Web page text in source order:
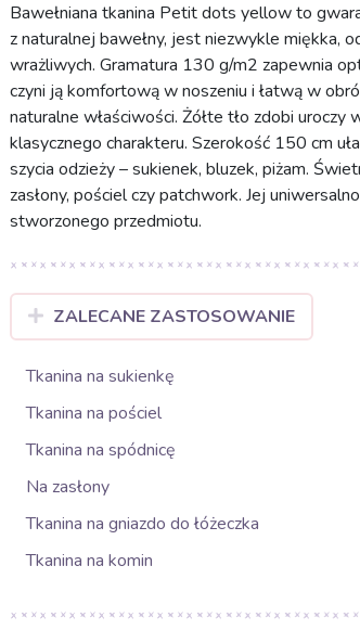
Bawełniana tkanina Petit dots yellow to
z naturalnej bawełny, jest niezwykle miękka,
wrażliwych. Gramatura 130 g/m2 zapewnia
czyni ją komfortową w noszeniu i łatwą w
naturalne właściwości. Żółte tło zdobi
klasycznego charakteru. Szerokość 150 cm
szycia odzieży – sukienek, bluzek, piżam.
zasłony, pościel czy patchwork. Jej
stworzonego przedmiotu.
ZALECANE ZASTOSOWANIE
Tkanina na sukienkę
Tkanina na pościel
Tkanina na spódnicę
Na zasłony
Tkanina na gniazdo do łóżeczka
Tkanina na komin